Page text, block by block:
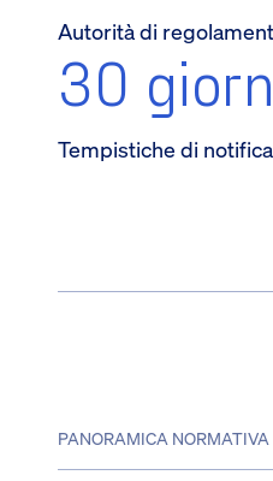
Autorità di
30
Tempistiche di
PANORAMICA NORMATIVA